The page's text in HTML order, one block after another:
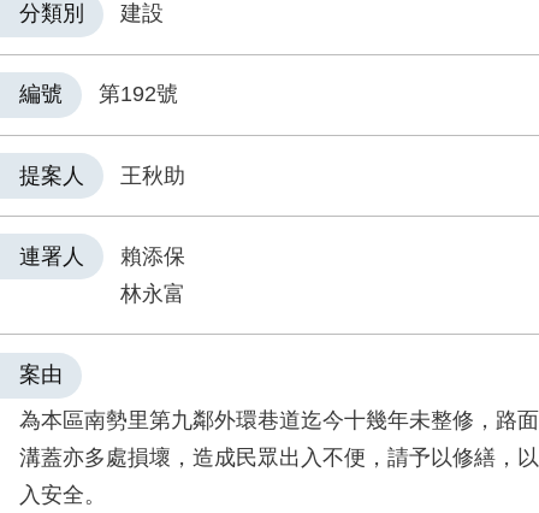
分類別 建設
編號 第192號
提案人 王秋助
連署人
賴添保
林永富
案由
為本區南勢里第九鄰外環巷道迄今十幾年未整修，路
溝蓋亦多處損壞，造成民眾出入不便，請予以修繕，
入安全。